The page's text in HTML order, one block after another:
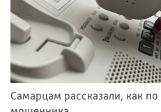
Самарцам рассказали, как